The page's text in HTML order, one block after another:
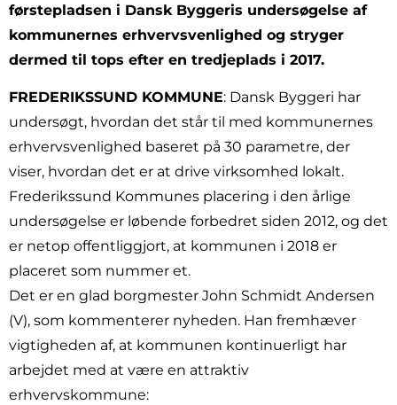
førstepladsen i Dansk Byggeris undersøgelse af
kommunernes erhvervsvenlighed og stryger
dermed til tops efter en tredjeplads i 2017.
FREDERIKSSUND KOMMUNE: Dansk Byggeri har
undersøgt, hvordan det står til med kommunernes
erhvervsvenlighed baseret på 30 parametre, der
viser, hvordan det er at drive virksomhed lokalt.
Frederikssund Kommunes placering i den årlige
undersøgelse er løbende forbedret siden 2012, og det
er netop offentliggjort, at kommunen i 2018 er
placeret som nummer et.
Det er en glad borgmester John Schmidt Andersen
(V), som kommenterer nyheden. Han fremhæver
vigtigheden af, at kommunen kontinuerligt har
arbejdet med at være en attraktiv
erhvervskommune: